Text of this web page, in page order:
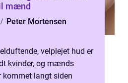
mænd
Peter Mortensen
velplejet hud er
kvinder, og mænds
kommet langt siden